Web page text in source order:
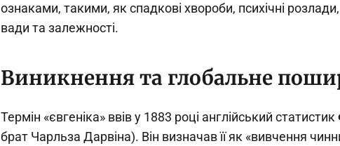
ознаками, такими, як спадкові хвороби, психічні розлади,
вади та залежності.
Виникнення та глобальне
Термін «євгеніка» ввів у 1883 році англійський статистик
брат Чарльза Дарвіна). Він визначав її як «вивчення